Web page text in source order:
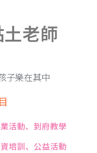
老師
子樂在其中
活動、到府教學
培訓、公益活動